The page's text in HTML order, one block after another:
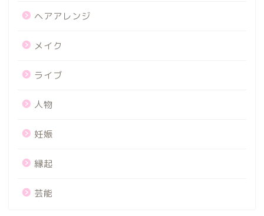
ヘアアレンジ
メイク
ライブ
人物
妊娠
縁起
芸能